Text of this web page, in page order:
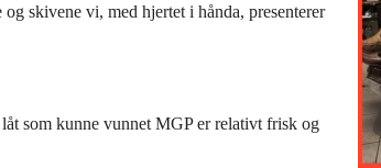
skivene vi, med hjertet i hånda, presenterer
som kunne vunnet MGP er relativt frisk og